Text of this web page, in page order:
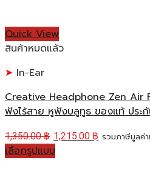
Quick View
สินค้าหมดแล้ว
In-Ear
Creative Headphone Zen Air
ฟังไร้สาย หูฟังบลูทูธ ของแท้ ประ
1,350.00฿ 1,215.00 ฿ รวมภาษีมูลค่
เลือกรูปแบบ